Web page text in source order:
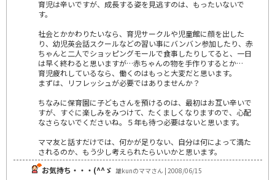
育児は辛いですが、成長する姿を見逃すのは、もったいないで
す。
社会とかかわりたいなら、育児サークルや児童館に顔を出した
り、幼児英会話スクールなどの習い事にバンバン参加したり、赤
ちゃんと二人でショッピングモールで食事したりしてると、一日
は早く終わると思いますが…赤ちゃんの物を手作りするとか…
育児疲れしているなら、働くのはもっと大変だと思います。
まずは、リフレッシュが必要ではありませんか？
ちなみに保育園に子どもさんを預けるのは、最初はお互い辛いで
すが、すぐに楽しみをみつけて、たくましくなりますので、心配
なさらないでくださいね。５年も待つ必要はないと思います。
ママ友と話すだけでは、何かが足りない、自分は何によって満た
されるのか、もう少し考えられたらいいかと思います。
お気持ち・・・(^^ゞ 雄kunのママさん | 2008/06/15